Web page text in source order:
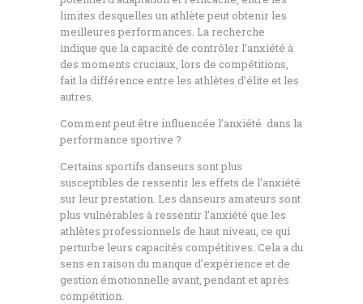
limites desquelles un athlète peut obtenir les
meilleures performances. La recherche
indique que la capacité de contrôler l’anxiété à
des moments cruciaux, lors de compétitions,
fait la différence entre les athlètes d’élite et les
autres.
Comment peut être influencée l’anxiété dans la
performance sportive ?
Certains sportifs danseurs sont plus
susceptibles de ressentir les effets de l’anxiété
sur leur prestation. Les danseurs amateurs sont
plus vulnérables à ressentir l’anxiété que les
athlètes professionnels de haut niveau, ce qui
perturbe leurs capacités compétitives. Cela a du
sens en raison du manque d’expérience et de
gestion émotionnelle avant, pendant et après
compétition.